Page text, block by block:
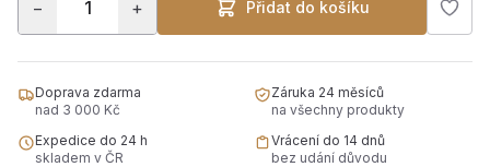
− + Přidat do košíku
Doprava zdarma
nad 3 000 Kč
Záruka 24 měsíců
na všechny produkty
Expedice do 24 h
skladem v ČR
Vrácení do 14 dnů
bez udání důvodu